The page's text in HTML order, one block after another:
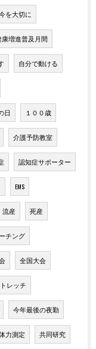
を大切に
康増進普及月間
自分で動ける
日 １００歳
介護予防教室
認知症サポーター
EMS
流産 死産
チング
全国大会
レッチ
今年最後の夜勤
力測定 共同研究